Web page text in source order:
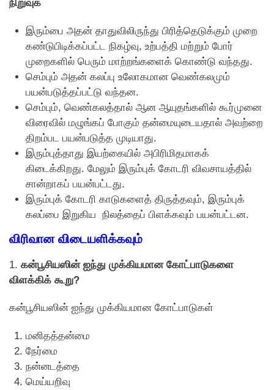
நிறுவுக
இரும்பை அதன் தாதுவிலிருந்து பிரித்தெடுக்கும் முறை
கண்டுபிடிக்கப்பட்ட நிகழ்வு, உற்பத்தி மற்றும் போர்
முறைகளில் பெரும் மாற்றங்களைக் கொண்டு வந்தது.
செம்பும் அதன் கலப்பு உலோகமான வெண்கலமும்
பயன்படுத்தப்பட்டு வந்தன.
செம்பும், வெண்கலத்தால் ஆன ஆயுதங்களில் கூர்முனை
விரைவில் மழுங்கப் போகும் தன்மையுடையதால் அவற்றை
திறம்பட பயன்படுத்த முடியாது.
இரும்புத்தாது இயற்கையில் அபிரிமிதமாகக்
கிடைக்கிறது. மேலும் இரும்புக் கோடரி விவசாயத்தில்
சான்றாகப் பயன்பட்டது.
இரும்புக் கோடரி காடுகளைத் திருத்தவும், இரும்புக்
கலப்பை இறுகிய நிலத்தைப் பிளக்கவும் பயன்பட்டன.
விரிவான விடையளிக்கவும்
1. கன்பூசியஸின் ஐந்து முக்கியமான கோட்பாடுகளை
விளக்கிக் கூறு?
கன்பூசியஸின் ஐந்து முக்கியமான கோட்பாடுகள்
மனிதத்தன்மை
நேர்மை
நன்னடத்தை
மெய்யறிவு